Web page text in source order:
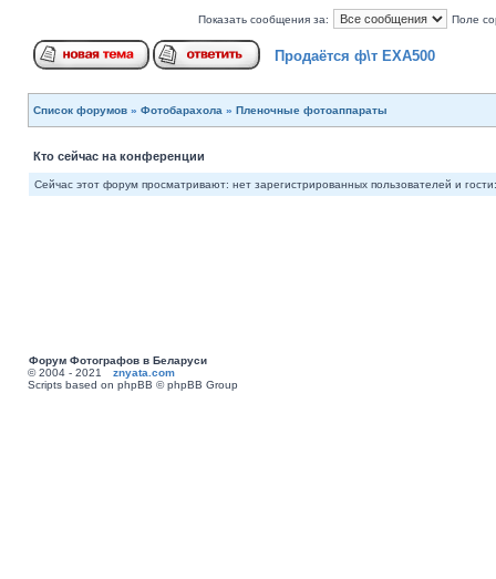
Показать сообщения за: Поле
Продаётся ф\т EXA500
Список форумов » Фотобарахола » Пленочные фотоаппараты
Кто сейчас на конференции
Сейчас этот форум просматривают: нет зарегистрированных пользователей и
Форум Фотографов в Беларуси
© 2004 - 2021 znyata.com
Scripts based on phpBB © phpBB Group